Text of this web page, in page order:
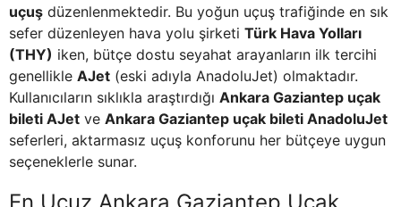
uçuş düzenlenmektedir. Bu yoğun uçuş trafiğinde en sık
sefer düzenleyen hava yolu şirketi Türk Hava Yolları
(THY) iken, bütçe dostu seyahat arayanların ilk tercihi
genellikle AJet (eski adıyla AnadoluJet) olmaktadır.
Kullanıcıların sıklıkla araştırdığı Ankara Gaziantep uçak
bileti AJet ve Ankara Gaziantep uçak bileti AnadoluJet
seferleri, aktarmasız uçuş konforunu her bütçeye uygun
seçeneklerle sunar.